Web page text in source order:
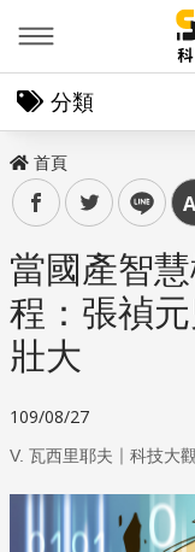
分類
首頁
facebooktwitter line
當國產智
程：張禎
壯大
109/08/27
V. 瓦西里耶夫 ｜ 科技大